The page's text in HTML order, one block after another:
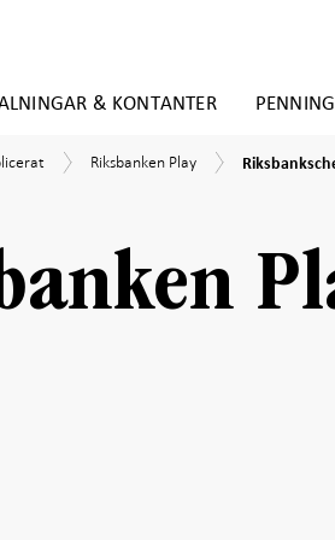
& KONTANTER
Riksbanken
Riksbanken Play